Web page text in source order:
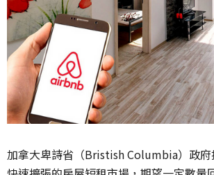
加拿大卑詩省（Bristish Columbia）政